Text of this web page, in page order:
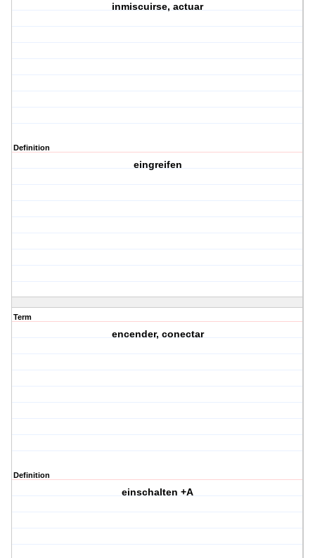
inmiscuirse, actuar
Definition
eingreifen
Term
encender, conectar
Definition
einschalten +A